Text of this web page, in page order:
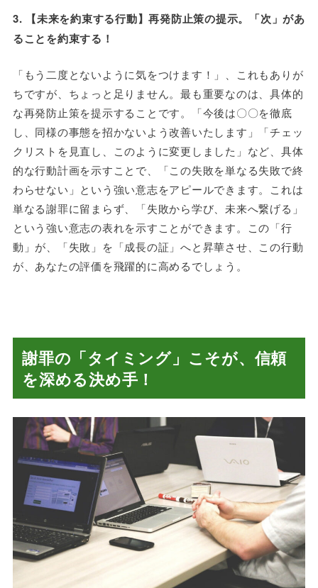
3. 【未来を約束する行動】再発防止策の提示。「次」があ
ることを約束する！
「もう二度とないように気をつけます！」、これもありが
ちですが、ちょっと足りません。最も重要なのは、具体的
な再発防止策を提示することです。「今後は〇〇を徹底
し、同様の事態を招かないよう改善いたします」「チェッ
クリストを見直し、このように変更しました」など、具体
的な行動計画を示すことで、「この失敗を単なる失敗で終
わらせない」という強い意志をアピールできます。これは
単なる謝罪に留まらず、「失敗から学び、未来へ繋げる」
という強い意志の表れを示すことができます。この「行
動」が、「失敗」を「成長の証」へと昇華させ、この行動
が、あなたの評価を飛躍的に高めるでしょう。
謝罪の「タイミング」こそが、信頼
を深める決め手！